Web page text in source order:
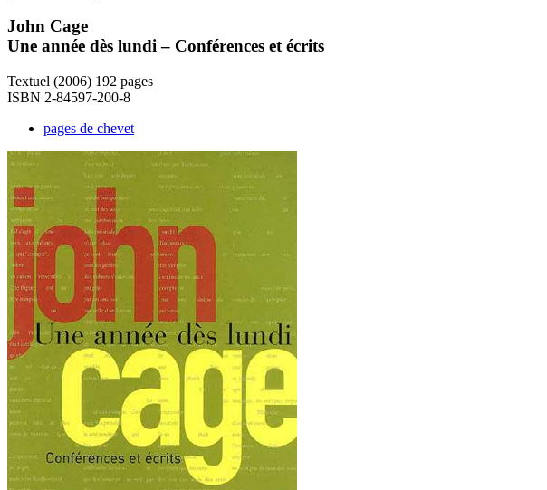
John Cage
Une année dès lundi – Conférences et écrits
Textuel (2006) 192 pages
ISBN 2-84597-200-8
pages de chevet